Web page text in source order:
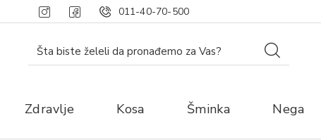
011-40-70-500
Zdravlje Kosa Šminka Nega